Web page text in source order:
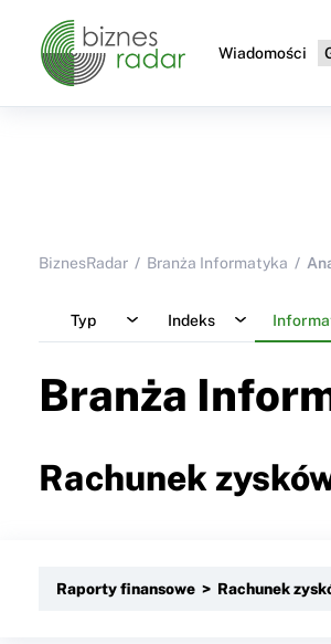
Wiadomości
BiznesRadar Branża Informatyka
Typ Indeks
Branża
Rachunek
Raporty finansowe > Rachunek